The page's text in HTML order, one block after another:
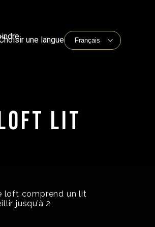
une langue
LIT
loft comprend un lit
jusqu’à 2